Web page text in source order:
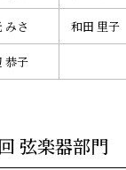
みさ 和田 里子
恭子
弦楽器部門